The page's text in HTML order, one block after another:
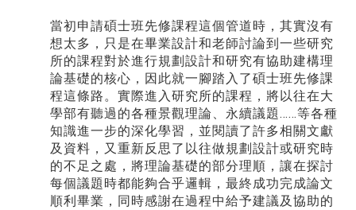
當初申請碩士班先修課程這個管道時，其實沒有
想太多，只是在畢業設計和老師討論到一些研究
所的課程對於進行規劃設計和研究有協助建構理
論基礎的核心，因此就一腳踏入了碩士班先修課
程這條路。實際進入研究所的課程，將以往在大
學部有聽過的各種景觀理論、永續議題……等各種
知識進一步的深化學習，並閱讀了許多相關文獻
及資料，又重新反思了以往做規劃設計或研究時
的不足之處，將理論基礎的部分理順，讓在探討
每個議題時都能夠合乎邏輯，最終成功完成論文
順利畢業，同時感謝在過程中給予建議及協助的